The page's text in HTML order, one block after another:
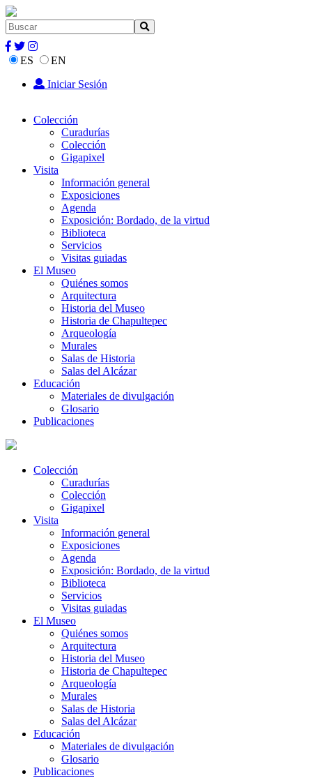
ES
EN
Iniciar Sesión
Colección
Curadurías
Colección
Gigapixel
Visita
Información general
Exposiciones
Agenda
Exposición: Bordado, de la virtud
Biblioteca
Servicios
Visitas guiadas
El Museo
Quiénes somos
Arquitectura
Historia del Museo
Historia de Chapultepec
Arqueología
Murales
Salas de Historia
Salas del Alcázar
Educación
Materiales de divulgación
Glosario
Publicaciones
Colección
Curadurías
Colección
Gigapixel
Visita
Información general
Exposiciones
Agenda
Exposición: Bordado, de la virtud
Biblioteca
Servicios
Visitas guiadas
El Museo
Quiénes somos
Arquitectura
Historia del Museo
Historia de Chapultepec
Arqueología
Murales
Salas de Historia
Salas del Alcázar
Educación
Materiales de divulgación
Glosario
Publicaciones